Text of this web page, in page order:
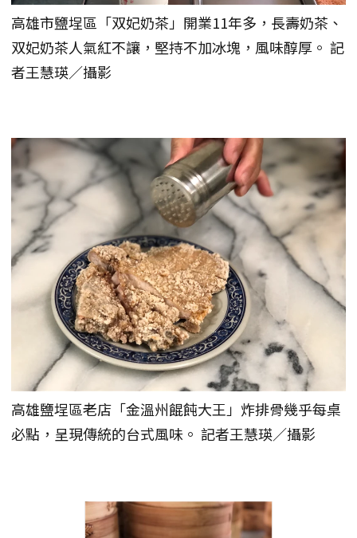
高雄市鹽埕區「双妃奶茶」開業11年多，長壽奶茶、
双妃奶茶人氣紅不讓，堅持不加冰塊，風味醇厚。 記
者王慧瑛／攝影
高雄鹽埕區老店「金溫州餛飩大王」炸排骨幾乎每桌
必點，呈現傳統的台式風味。 記者王慧瑛／攝影